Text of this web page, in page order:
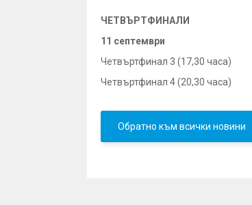
ЧЕТВЪРТФИНАЛИ
11 септември
Четвъртфинал 3 (17,30 часа)
Четвъртфинал 4 (20,30 часа)
Обратно към всички новини